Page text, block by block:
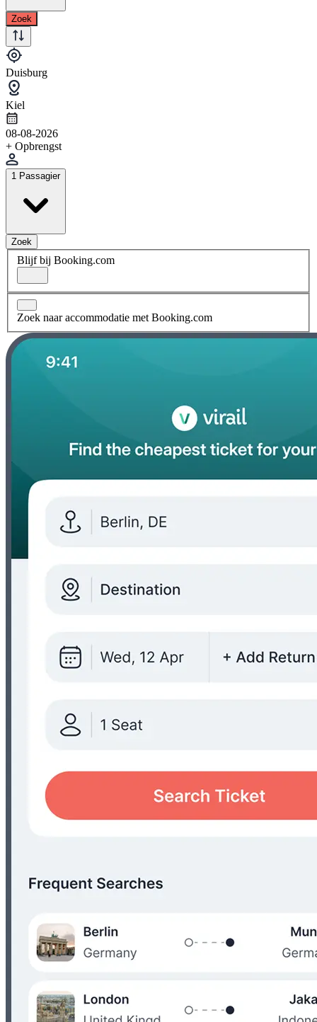
Zoek
Duisburg
Kiel
08-08-2026
+ Opbrengst
1 Passagier
Zoek
Blijf bij Booking.com
Zoek naar accommodatie met Booking.com